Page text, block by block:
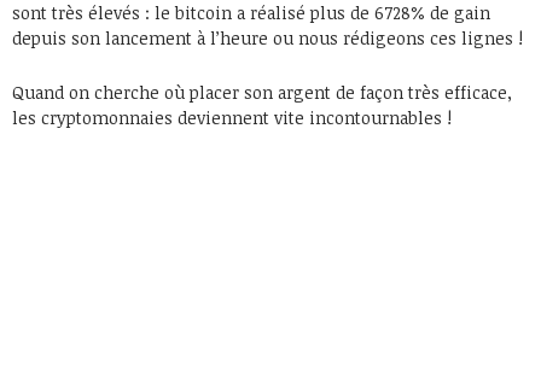
sont très élevés : le bitcoin a réalisé plus de 6728% de gain
depuis son lancement à l’heure ou nous rédigeons ces lignes !
Quand on cherche où placer son argent de façon très efficace,
les cryptomonnaies deviennent vite incontournables !